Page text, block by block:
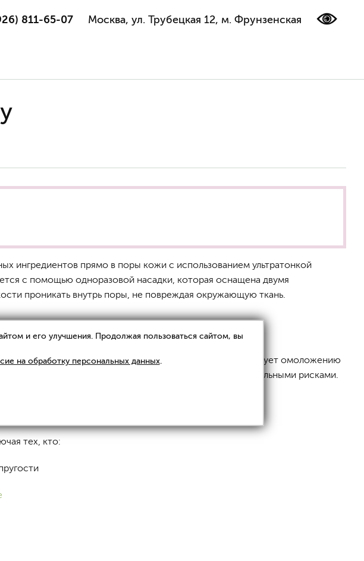
811-65-07 Москва, ул. Трубецкая 12, м. Фрунзенская
ингредиентов прямо в поры кожи с использованием ультратонкой
с помощью одноразовой насадки, которая оснащена двумя
проникать внутрь поры, не повреждая окружающую ткань.
защитные силы организма, что способствует омоложению
безболезненные и эффективные процедуры с минимальными рисками.
тех, кто:
и его улучшения. Продолжая пользоваться сайтом, вы
на обработку персональных данных.